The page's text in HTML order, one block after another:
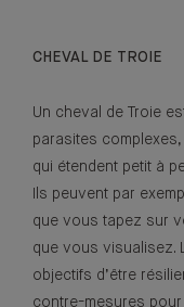
CHEVAL DE TROIE
Un cheval de Troie
parasites
qui étendent petit à
Ils peuvent par
que vous tapez sur
que vous visualisez.
objectifs d’être
contre-mesures